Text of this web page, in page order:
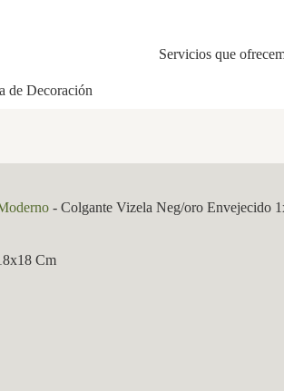
de Decoración
Servicios que
- Colgante Vizela Neg/oro Envejecido